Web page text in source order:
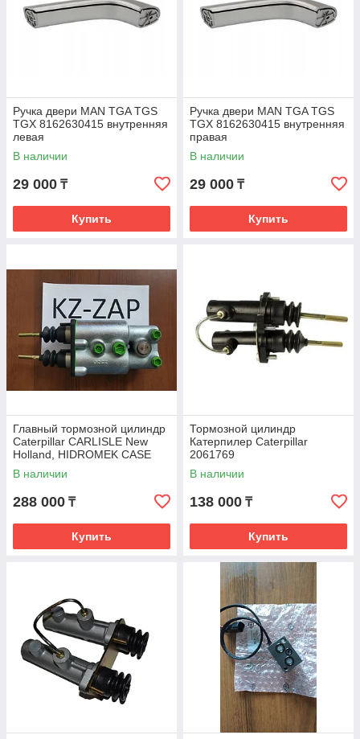
Ручка двери MAN TGA TGS
TGX 8162630415 внутренняя
левая
В наличии
29 000 ₸
Купить
Ручка двери MAN TGA TGS
TGX 8162630415 внутренняя
правая
В наличии
29 000 ₸
Купить
Главный тормозной цилиндр
Caterpillar CARLISLE New
Holland, HIDROMEK CASE
434E 220-8226 73671156
Катерпилер
В наличии
288 000 ₸
Купить
Тормозной цилиндр
Катерпилер Caterpillar
2061769
В наличии
138 000 ₸
Купить